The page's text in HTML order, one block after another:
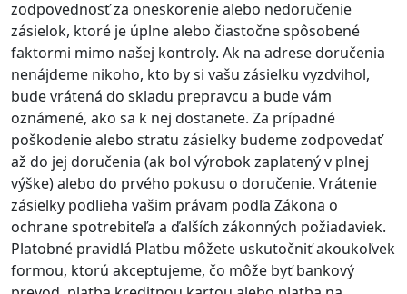
zodpovednosť za oneskorenie alebo nedoručenie
zásielok, ktoré je úplne alebo čiastočne spôsobené
faktormi mimo našej kontroly. Ak na adrese doručenia
nenájdeme nikoho, kto by si vašu zásielku vyzdvihol,
bude vrátená do skladu prepravcu a bude vám
oznámené, ako sa k nej dostanete. Za prípadné
poškodenie alebo stratu zásielky budeme zodpovedať
až do jej doručenia (ak bol výrobok zaplatený v plnej
výške) alebo do prvého pokusu o doručenie. Vrátenie
zásielky podlieha vašim právam podľa Zákona o
ochrane spotrebiteľa a ďalších zákonných požiadaviek.
Platobné pravidlá Platbu môžete uskutočniť akoukoľvek
formou, ktorú akceptujeme, čo môže byť bankový